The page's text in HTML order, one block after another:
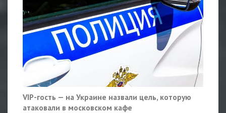
VIP-гость — на Украине назвали цель, которую
атаковали в московском кафе